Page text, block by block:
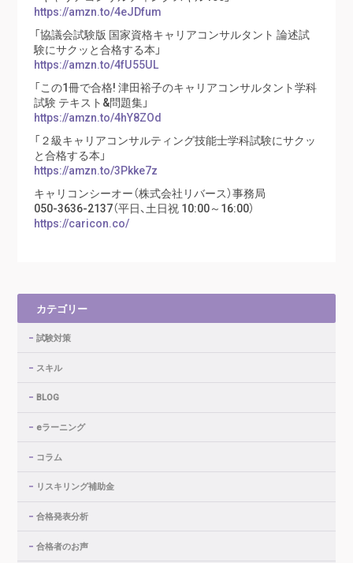
https://amzn.to/4eJDfum
「協議会試験版 国家資格キャリアコンサルタント 論述試
験にサクッと合格する本」
https://amzn.to/4fU55UL
「この1冊で合格! 津田裕子のキャリアコンサルタント学科
試験 テキスト&問題集」
https://amzn.to/4hY8ZOd
「２級キャリアコンサルティング技能士学科試験にサクッ
と合格する本」
https://amzn.to/3Pkke7z
キャリコンシーオー（株式会社リバース）事務局
050-3636-2137（平日、土日祝 10:00～16:00）
https://caricon.co/
カテゴリー
試験対策
スキル
BLOG
eラーニング
コラム
リスキリング補助金
合格発表分析
合格者のお声